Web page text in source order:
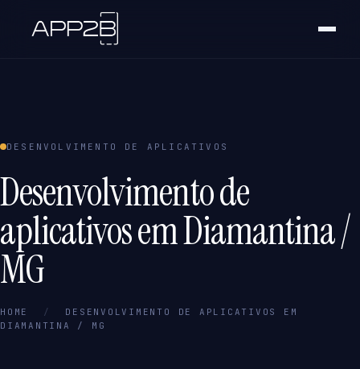
DESENVOLVIMENTO DE APLICATIVOS
Desenvolvimento de
aplicativos em Diamantina /
MG
HOME /
DESENVOLVIMENTO DE APLICATIVOS EM
DIAMANTINA / MG